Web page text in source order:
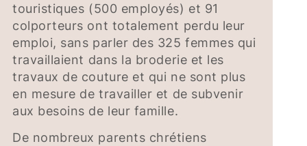
touristiques (500 employés) et 91
colporteurs ont totalement perdu leur
emploi, sans parler des 325 femmes qui
travaillaient dans la broderie et les
travaux de couture et qui ne sont plus
en mesure de travailler et de subvenir
aux besoins de leur famille.
De nombreux parents chrétiens